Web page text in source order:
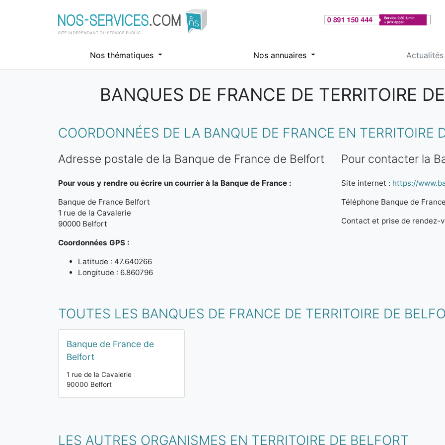
Nos thématiques Nos annuaires Actualités
BANQUES DE FRANCE DE TERRITOIRE
COORDONNÉES DE LA BANQUE DE FRANCE EN TERRITOIRE
Adresse postale de la Banque de France de Belfort
Pour vous y rendre ou écrire un courrier à la Banque de France :
Banque de France Belfort
1 rue de la Cavalerie
90000 Belfort
Coordonnées GPS :
Latitude : 47.640266
Longitude : 6.860796
Pour contacter la
Site internet : https://
Téléphone Banque de
Contact et prise de rendez-
TOUTES LES BANQUES DE FRANCE DE TERRITOIRE DE
Banque de France de
Belfort
1 rue de la Cavalerie
90000 Belfort
LES AUTRES ORGANISMES EN TERRITOIRE DE BELFORT